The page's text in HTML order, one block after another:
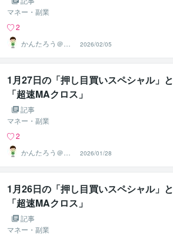
マネー・副業
2
かんたろう＠か
んたんFX
2026/02/05
1月27日の「押し目買いスペシャル」と
「超速MAクロス」
記事
マネー・副業
2
かんたろう＠か
んたんFX
2026/01/28
1月26日の「押し目買いスペシャル」と
「超速MAクロス」
記事
マネー・副業